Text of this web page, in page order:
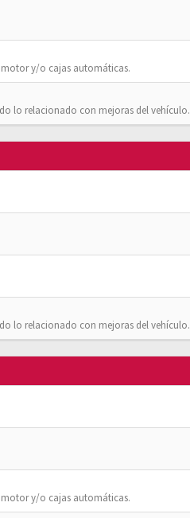
motor y/o cajas automáticas.
lo relacionado con mejoras del vehículo.
lo relacionado con mejoras del vehículo.
motor y/o cajas automáticas.